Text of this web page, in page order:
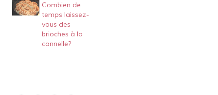
sur une plaque à
pâtisserie. Couvrez-les
de papier d'aluminium et
réchauffez les rouleaux
Classic pendant environ
Combien de
temps laissez-
vous des
brioches à la
cannelle?